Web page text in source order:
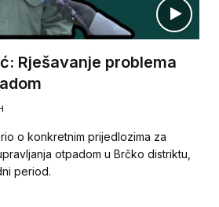
Rješavanje problema
o konkretnim prijedlozima za
otpadom u Brčko distriktu,
period.